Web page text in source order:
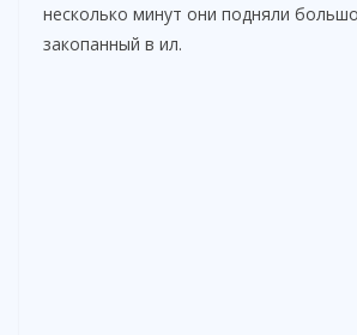
несколько минут они подняли
закопанный в ил.